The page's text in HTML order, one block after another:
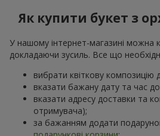
Як купити букет з
У нашому інтернет-магазині можна
докладаючи зусиль. Все що
вибрати квіткову композицію
вказати бажану дату та час
вказати адресу доставки та
отримувача);
за бажанням додати